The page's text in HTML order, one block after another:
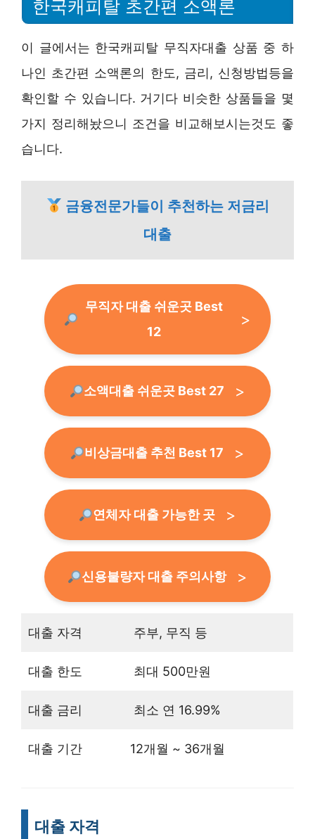
한국캐피탈 초간편 소액론
이 글에서는 한국캐피탈 무직자대출 상품 중 하
나인 초간편 소액론의 한도, 금리, 신청방법등을
확인할 수 있습니다. 거기다 비슷한 상품들을 몇
가지 정리해놨으니 조건을 비교해보시는것도 좋
습니다.
금융전문가들이 추천하는 저금리
대출
무직자 대출 쉬운곳 Best
12
소액대출 쉬운곳 Best 27
비상금대출 추천 Best 17
연체자 대출 가능한 곳
신용불량자 대출 주의사항
대출 자격 주부, 무직 등
대출 한도 최대 500만원
대출 금리 최소 연 16.99%
대출 기간 12개월 ~ 36개월
대출 자격